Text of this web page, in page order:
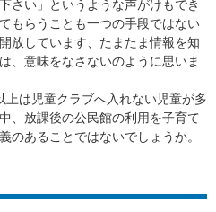
さい」というような声がけもでき
もらうことも一つの手段ではない
放しています、たまたま情報を知
、意味をなさないのように思いま
は児童クラブへ入れない児童が多
、放課後の公民館の利用を子育て
のあることではないでしょうか。